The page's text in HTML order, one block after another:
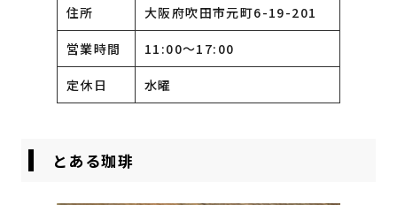
住所 大阪府吹田市元町6-19-201
営業時間 11:00〜17:00
定休日 水曜
とある珈琲